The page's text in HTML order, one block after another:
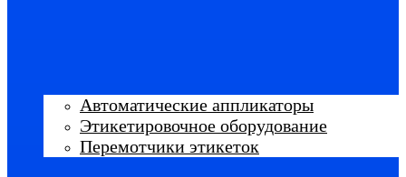
Автоматические аппликаторы
Этикетировочное оборудование
Перемотчики этикеток